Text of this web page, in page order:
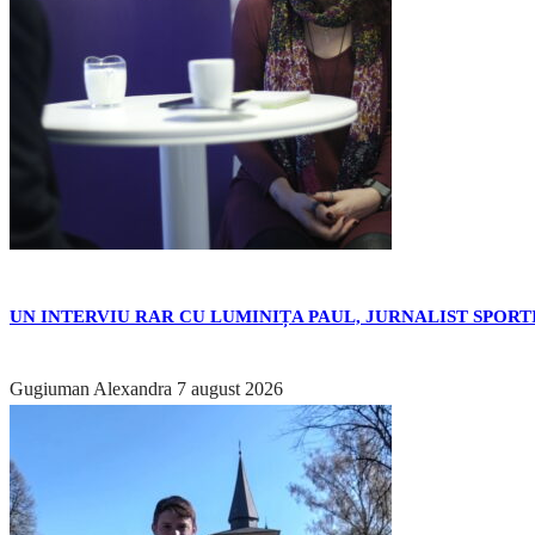
UN INTERVIU RAR CU LUMINIȚA PAUL, JURNALIST
Gugiuman Alexandra 7 august 2026